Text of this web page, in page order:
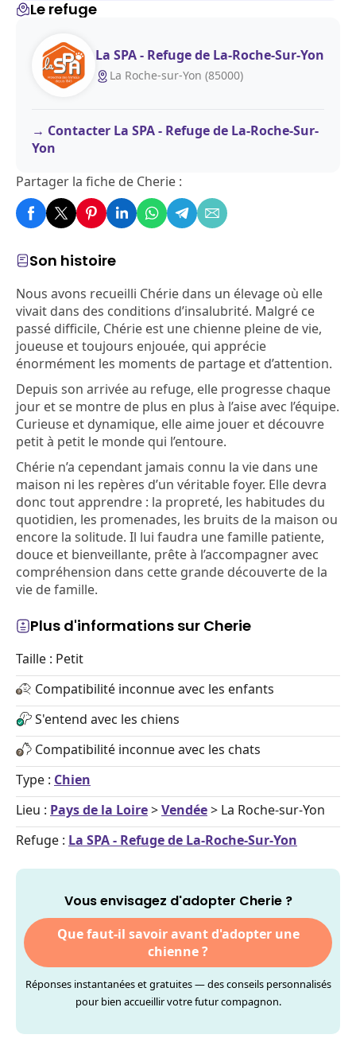
Son histoire
Nous avons recueilli Chérie dans un élevage où elle
vivait dans des conditions d’insalubrité. Malgré ce
passé difficile, Chérie est une chienne pleine de vie,
joueuse et toujours enjouée, qui apprécie
énormément les moments de partage et d’attention.
Depuis son arrivée au refuge, elle progresse chaque
jour et se montre de plus en plus à l’aise avec l’équipe.
Curieuse et dynamique, elle aime jouer et découvre
petit à petit le monde qui l’entoure.
Chérie n’a cependant jamais connu la vie dans une
maison ni les repères d’un véritable foyer. Elle devra
donc tout apprendre : la propreté, les habitudes du
quotidien, les promenades, les bruits de la maison ou
encore la solitude. Il lui faudra une famille patiente,
douce et bienveillante, prête à l’accompagner avec
compréhension dans cette grande découverte de la
vie de famille.
Plus d'informations sur Cherie
Taille : Petit
Compatibilité inconnue avec les enfants
S'entend avec les chiens
Compatibilité inconnue avec les chats
Type : Chien
Lieu : Pays de la Loire>Vendée> La Roche-sur-Yon
Refuge : La SPA - Refuge de La-Roche-Sur-Yon
Vous envisagez d'adopter Cherie ?
Que faut-il savoir avant d'adopter une
chienne ?
Réponses instantanées et gratuites — des conseils personnalisés
pour bien accueillir votre futur compagnon.
Le refuge
La SPA - Refuge de La-Roche-Sur-Yon
La Roche-sur-Yon (85000)
Contacter La SPA - Refuge de La-Roche-Sur-
Yon
Partager la fiche de Cherie :